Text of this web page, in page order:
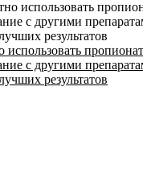
использовать
с другими
результатов